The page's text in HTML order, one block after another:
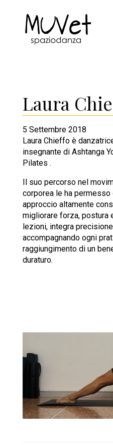
Laura
5 Settembre 2018
Laura Chieffo è
insegnante di Ashtanga
Pilates .
Il suo percorso nel
corporea le ha permesso
approccio altamente
migliorare forza, postura
lezioni, integra
accompagnando ogni
raggiungimento di un
duraturo.